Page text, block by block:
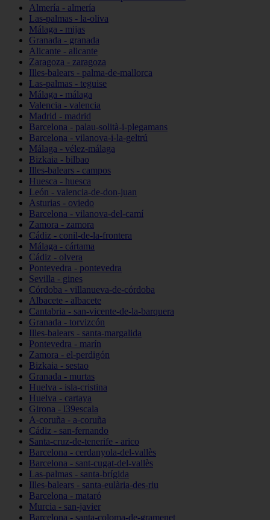
Almería - almería
Las-palmas - la-oliva
Málaga - mijas
Granada - granada
Alicante - alicante
Zaragoza - zaragoza
Illes-balears - palma-de-mallorca
Las-palmas - teguise
Málaga - málaga
Valencia - valencia
Madrid - madrid
Barcelona - palau-solità-i-plegamans
Barcelona - vilanova-i-la-geltrú
Málaga - vélez-málaga
Bizkaia - bilbao
Illes-balears - campos
Huesca - huesca
León - valencia-de-don-juan
Asturias - oviedo
Barcelona - vilanova-del-camí
Zamora - zamora
Cádiz - conil-de-la-frontera
Málaga - cártama
Cádiz - olvera
Pontevedra - pontevedra
Sevilla - gines
Córdoba - villanueva-de-córdoba
Albacete - albacete
Cantabria - san-vicente-de-la-barquera
Granada - torvizcón
Illes-balears - santa-margalida
Pontevedra - marín
Zamora - el-perdigón
Bizkaia - sestao
Granada - murtas
Huelva - isla-cristina
Huelva - cartaya
Girona - l39escala
A-coruña - a-coruña
Cádiz - san-fernando
Santa-cruz-de-tenerife - arico
Barcelona - cerdanyola-del-vallès
Barcelona - sant-cugat-del-vallès
Las-palmas - santa-brígida
Illes-balears - santa-eulària-des-riu
Barcelona - mataró
Murcia - san-javier
Barcelona - santa-coloma-de-gramenet